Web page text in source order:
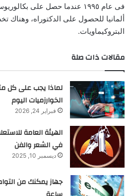
فى عام ١٩٩٥ عندما حصل على
ألمانيا للحصول على الدكتوراه،
البتروكيماويات.
مقالات ذات صلة
لماذا يجب على كل
الخوارزميات اليوم
فبراير 24, 2026
الهيئة العامة
في الشعر والفن
ديسمبر 10, 2025